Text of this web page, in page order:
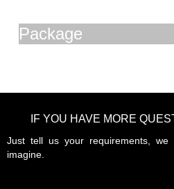
Package
IF YOU HAVE MORE
Just tell us your requirements,
imagine.